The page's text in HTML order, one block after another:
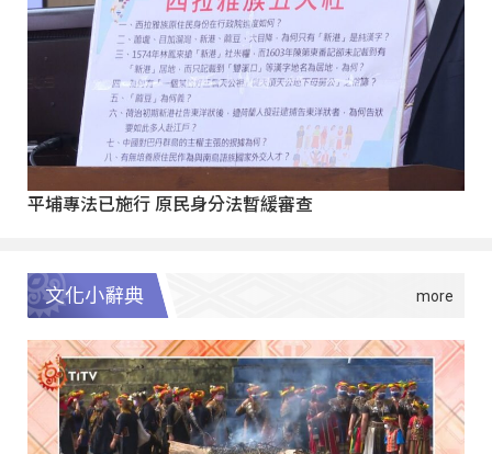
平埔專法已施行 原民身分法暫緩審查
文化小辭典